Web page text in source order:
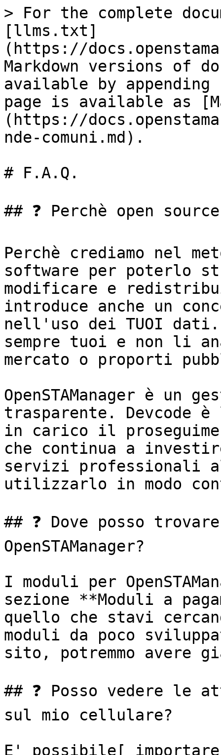
> For the complete
[llms.txt]
(https://
Markdown versions of
available by
page is available as
(https://
nde-comuni.md).
# F.A.Q.
## ❓ Perchè open
Perchè crediamo nel
software per poterlo
modificare e
introduce anche un
nell'uso dei TUOI
sempre tuoi e non li
mercato o proporti
OpenSTAManager è un
trasparente. Devcode
in carico il
che continua a
servizi professionali
utilizzarlo in modo
## ❓ Dove posso
OpenSTAManager?
I moduli per
sezione **Moduli a
quello che stavi
moduli da poco
sito, potremmo avere
## ❓ Posso vedere le
sul mio cellulare?
E' possibile[